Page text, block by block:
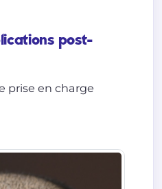
post-
prise en charge